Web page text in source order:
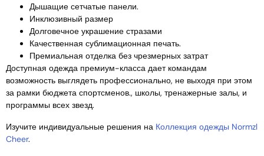
Дышащие сетчатые панели.
Инклюзивный размер
Долговечное украшение стразами
Качественная сублимационная печать.
Премиальная отделка без чрезмерных затрат
Доступная одежда премиум-класса дает командам
возможность выглядеть профессионально, не выходя при этом
за рамки бюджета спортсменов., школы, тренажерные залы, и
программы всех звезд.
Изучите индивидуальные решения на Коллекция одежды Normzl
Cheer.